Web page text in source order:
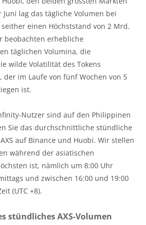
Juni lag das tägliche Volumen bei
einen Höchststand von 2 Mrd.
beobachten erhebliche
täglichen Volumina, die
wilde Volatilität des Tokens
im Laufe von fünf Wochen von 5
ist.
Nutzer sind auf den Philippinen
Sie das durchschnittliche stündliche
auf Binance und Huobi. Wir stellen
während der asiatischen
ist, nämlich um 8:00 Uhr
und zwischen 16:00 und 19:00
(UTC +8).
stündliches AXS-Volumen